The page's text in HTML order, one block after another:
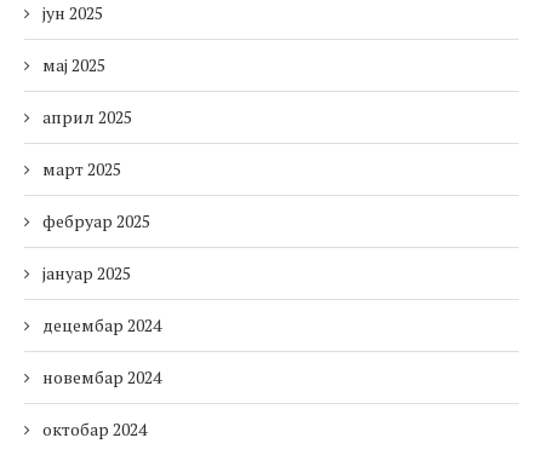
јун 2025
мај 2025
април 2025
март 2025
фебруар 2025
јануар 2025
децембар 2024
новембар 2024
октобар 2024